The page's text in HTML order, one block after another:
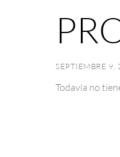
SEPTIEMBRE 9,
Todavía no